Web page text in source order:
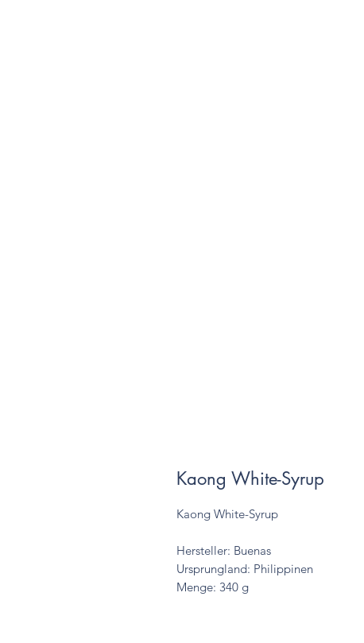
Kaong White-Syrup
Kaong White-Syrup
Hersteller: Buenas
Ursprungland: Philippinen
Menge: 340 g